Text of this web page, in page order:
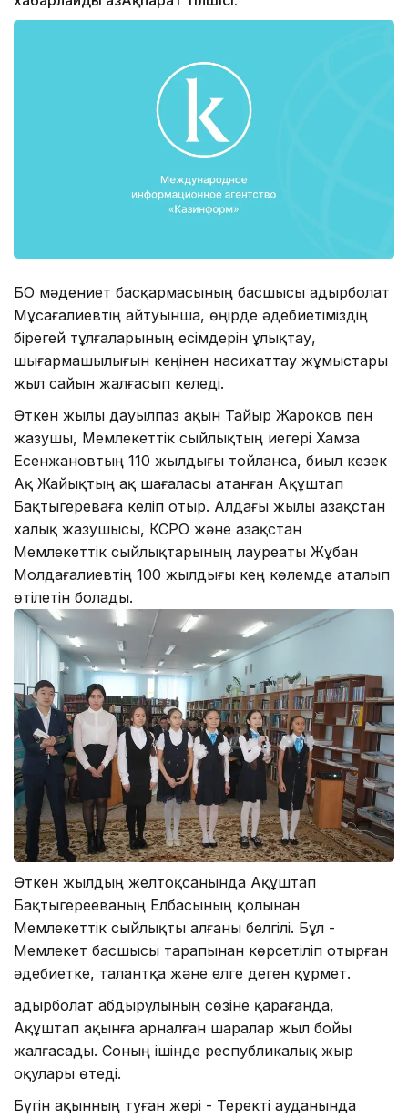
БҚО мәдениет басқармасының басшысы Қадырболат
Мұсағалиевтің айтуынша, өңірде әдебиетіміздің
бірегей тұлғаларының есімдерін ұлықтау,
шығармашылығын кеңінен насихаттау жұмыстары
жыл сайын жалғасып келеді.
Өткен жылы дауылпаз ақын Тайыр Жароков пен
жазушы, Мемлекеттік сыйлықтың иегері Хамза
Есенжановтың 110 жылдығы тойланса, биыл кезек
Ақ Жайықтың ақ шағаласы атанған Ақұштап
Бақтыгереваға келіп отыр. Алдағы жылы Қазақстан
халық жазушысы, КСРО және Қазақстан
Мемлекеттік сыйлықтарының лауреаты Жұбан
Молдағалиевтің 100 жылдығы кең көлемде аталып
өтілетін болады.
Өткен жылдың желтоқсанында Ақұштап
Бақтыгерееваның Елбасының қолынан
Мемлекеттік сыйлықты алғаны белгілі. Бұл -
Мемлекет басшысы тарапынан көрсетіліп отырған
әдебиетке, талантқа және елге деген құрмет.
Қадырболат Қабдырұлының сөзіне қарағанда,
Ақұштап ақынға арналған шаралар жыл бойы
жалғасады. Соның ішінде республикалық жыр
оқулары өтеді.
Бүгін ақынның туған жері - Теректі ауданында